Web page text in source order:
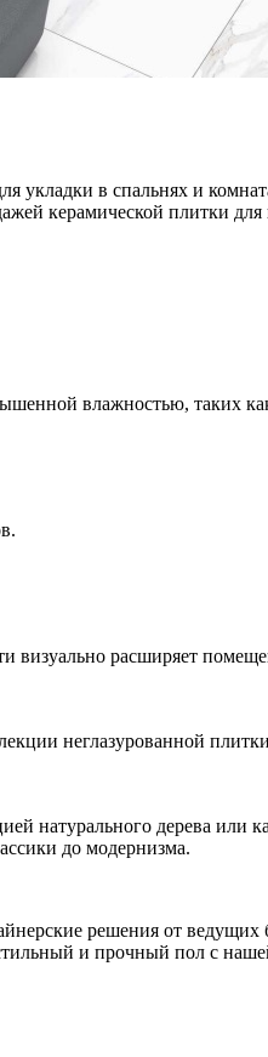
укладки в спальнях и
керамической плитки
влажностью, таких
визуально расширяет
неглазурованной
натурального дерева или
до модернизма.
решения от
и прочный пол с